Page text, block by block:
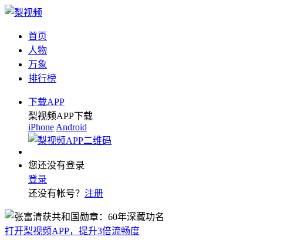
首页
人物
万象
排行榜
下载APP
梨视频APP下载
iPhone Android
您还没有登录
登录
还没有帐号？ 注册
打开梨视频APP，提升3倍流畅度